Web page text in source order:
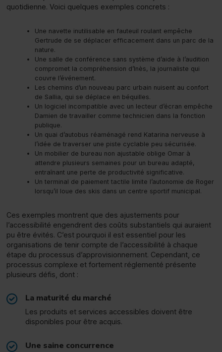
quotidienne. Voici quelques exemples concrets :
Une navette inutilisable en fauteuil roulant empêche
Gertrude de se déplacer efficacement dans un parc de la
nature.
Une salle de conférence sans système d’aide à l’audition
compromet la compréhension d’Inès, la journaliste qui
couvre l’événement.
Les chemins d’un nouveau parc urbain nuisent au confort
de Sallia, qui se déplace en béquilles.
Un logiciel incompatible avec un lecteur d’écran empêche
Damien de travailler comme technicien dans la fonction
publique.
Un quai d’autobus réaménagé rend Katarina nerveuse à
l’idée de traverser une piste cyclable peu sécurisée.
Un mobilier de bureau non ajustable oblige Omar à
attendre plusieurs semaines pour un bureau adapté,
entraînant une perte de productivité significative.
Un terminal de paiement tactile limite l’autonomie de Roger
lorsqu’il loue des skis dans un centre sportif municipal.
Ces exemples montrent que des ajustements pour
l’accessibilité engendrent des coûts substantiels qui auraient
pu être évités. C’est pourquoi il est essentiel pour les
organisations de tenir compte de l’accessibilité à chaque
étape du processus d’approvisionnement. Cependant, ce
processus complexe et fortement réglementé présente
plusieurs défis, dont :
La maturité du marché
Les produits et services accessibles doivent être
disponibles pour être acquis.
Une saine concurrence